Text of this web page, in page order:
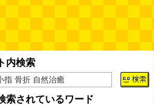
内検索
索されているワード